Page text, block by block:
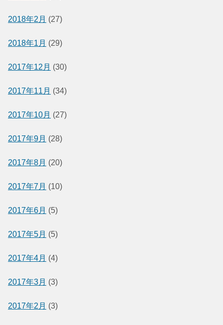
2018年2月 (27)
2018年1月 (29)
2017年12月 (30)
2017年11月 (34)
2017年10月 (27)
2017年9月 (28)
2017年8月 (20)
2017年7月 (10)
2017年6月 (5)
2017年5月 (5)
2017年4月 (4)
2017年3月 (3)
2017年2月 (3)